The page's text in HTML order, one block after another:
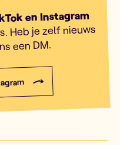
en Instagram
Heb je zelf nieuws
een DM.